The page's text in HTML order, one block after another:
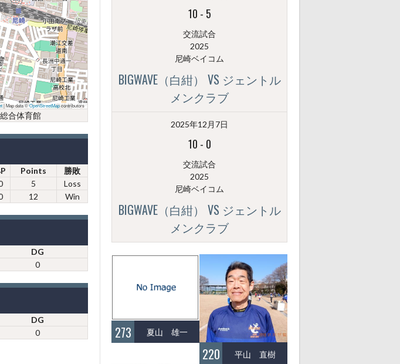
|Map data ©OpenStreetMapcontributors
合体育館
Points
勝敗
5
Loss
12 Win
DG
0
DG
0
10 - 5
交流試合
2025
尼崎ベイコム
BIGWAVE（白紺） VS ジェントル
メンクラブ
2025年12月7日
10 - 0
交流試合
2025
尼崎ベイコム
BIGWAVE（白紺） VS ジェントル
メンクラブ
273 夏山 雄一
220 平山 直樹